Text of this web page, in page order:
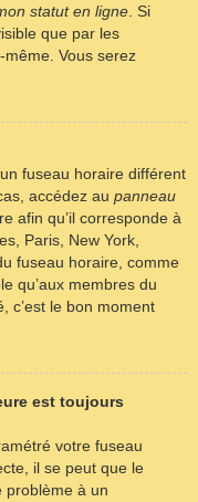
statut en ligne. Si
que par les
Vous serez
fuseau horaire différent
accédez au panneau
afin qu’il corresponde à
Paris, New York,
fuseau horaire, comme
qu’aux membres du
c’est le bon moment
est toujours
votre fuseau
il se peut que le
problème à un